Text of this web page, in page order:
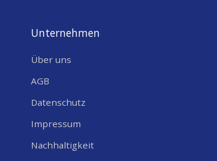
SPEZIFIKATION
Unternehmen
Über uns
AGB
Datenschutz
Impressum
Nachhaltigkeit